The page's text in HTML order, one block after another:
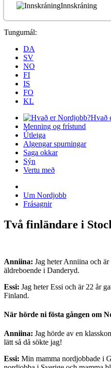
Innskráning
Tungumál:
DA
SV
NO
FI
IS
FO
KL
Hvað
Menning og frístund
Útleiga
Algengar spurningar
Saga okkar
Sýn
Vertu með
Um Nordjobb
Frásagnir
Två finländare i
Anniina: Jag heter Anniina och
äldreboende i Danderyd.
Essi: Jag heter Essi och är 22 år
Finland.
När hörde ni fösta gången om
Anniina: Jag hörde av en
lätt så då sökte jag!
Essi: Min mamma nordjobbade i